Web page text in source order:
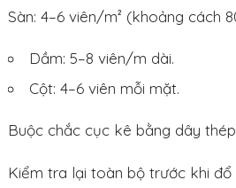
Sàn: 4–6 viên/m² (khoảng cách
Dầm: 5–8 viên/m dài.
Cột: 4–6 viên mỗi mặt.
Buộc chắc cục kê bằng dây
Kiểm tra lại toàn bộ trước khi